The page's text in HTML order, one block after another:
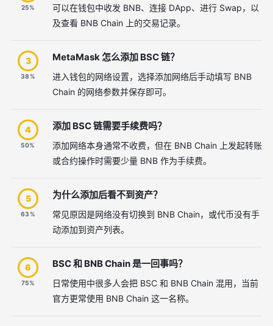
25%
可以在钱包中收发 BNB、连接 DApp、进行 Swap，以
及查看 BNB Chain 上的交易记录。
3
38%
MetaMask 怎么添加 BSC 链？
进入钱包的网络设置，选择添加网络后手动填写 BNB
Chain 的网络参数并保存即可。
4
50%
添加 BSC 链需要手续费吗？
添加网络本身通常不收费，但在 BNB Chain 上发起转账
或合约操作时需要少量 BNB 作为手续费。
5
63%
为什么添加后看不到资产？
常见原因是网络没有切换到 BNB Chain，或代币没有手
动添加到资产列表。
6
75%
BSC 和 BNB Chain 是一回事吗？
日常使用中很多人会把 BSC 和 BNB Chain 混用，当前
官方更常使用 BNB Chain 这一名称。